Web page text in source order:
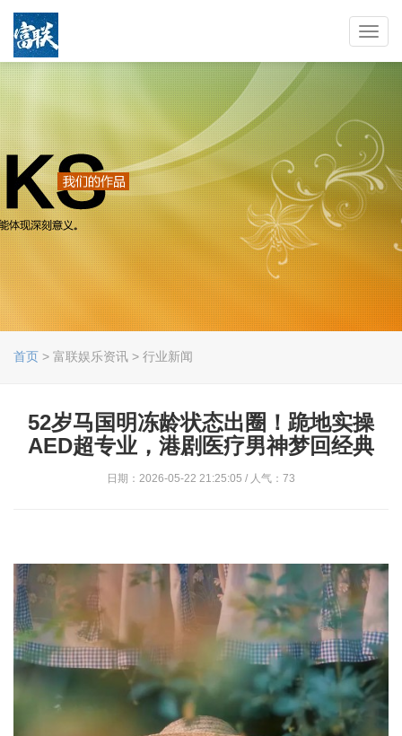
首页 > 富联娱乐资讯 > 行业新闻
52岁马国明冻龄状态出圈！跪地实操
AED超专业，港剧医疗男神梦回经典
日期：2026-05-22 21:25:05 / 人气：73